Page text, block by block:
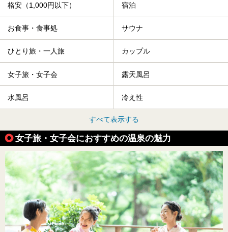
格安（1,000円以下） 宿泊
お食事・食事処 サウナ
ひとり旅・一人旅 カップル
女子旅・女子会 露天風呂
水風呂 冷え性
すべて表示する
女子旅・女子会におすすめの温泉の魅力